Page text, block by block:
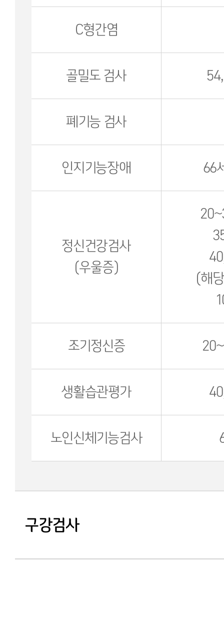
C형간염
골밀도 검사
폐기능 검사
인지기능장애 66
정신건강검사
(우울증)
(해
조기정신증
생활습관평가
노인신체기능검사
구강검사